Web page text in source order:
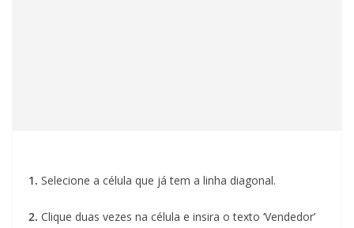
1. Selecione a célula que já tem a linha diagonal.
2. Clique duas vezes na célula e insira o texto ‘Vendedor’